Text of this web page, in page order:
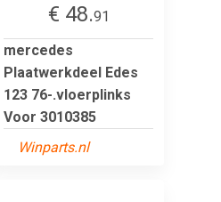
€ 48.91
mercedes
Plaatwerkdeel Edes
123 76-.vloerplinks
Voor 3010385
Winparts.nl